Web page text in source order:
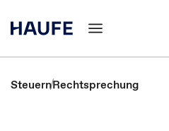
SteuernRechtsprechung